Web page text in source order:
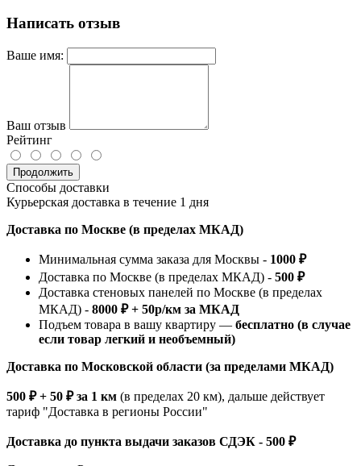
Написать отзыв
Ваше имя:
Ваш отзыв
Рейтинг
Продолжить
Способы доставки
Курьерская доставка в течение 1 дня
Доставка по Москве (в пределах МКАД)
Минимальная сумма заказа для Москвы - 1000 ₽
Доставка по Москве (в пределах МКАД) - 500 ₽
Доставка стеновых панелей по Москве (в пределах
МКАД) - 8000 ₽ + 50р/км за МКАД
Подъем товара в вашу квартиру — бесплатно (в случае
если товар легкий и необъемный)
Доставка по Московской области (за пределами МКАД)
500 ₽ + 50 ₽ за 1 км (в пределах 20 км), дальше действует
тариф "Доставка в регионы России"
Доставка до пункта выдачи заказов СДЭК - 500 ₽